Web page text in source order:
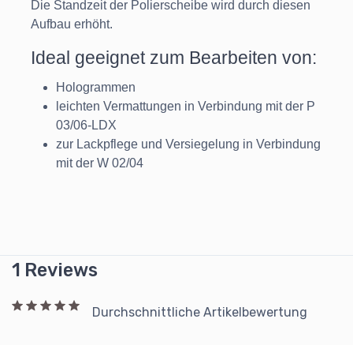
Die Standzeit der Polierscheibe wird durch diesen
Aufbau erhöht.
Ideal geeignet zum Bearbeiten von:
Hologrammen
leichten Vermattungen in Verbindung mit der P
03/06-LDX
zur Lackpflege und Versiegelung in Verbindung
mit der W 02/04
1 Reviews
Durchschnittliche Artikelbewertung